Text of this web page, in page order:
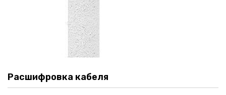
Расшифровка кабеля